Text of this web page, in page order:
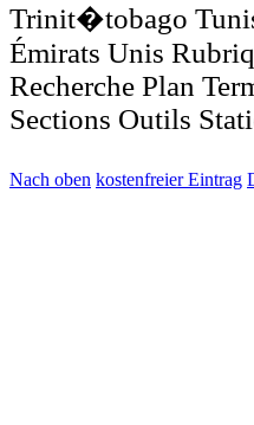
Trinit�tobago
Émirats Unis
Recherche Plan
Sections Outils
Nach oben kostenfreier Eintrag